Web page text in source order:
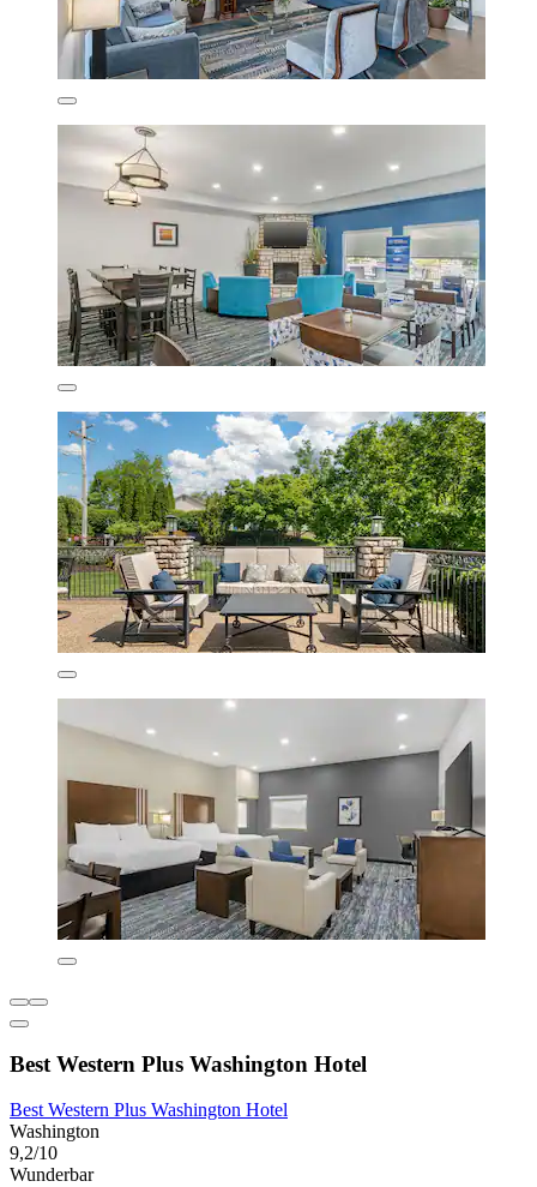
Best Western Plus Washington Hotel
Best Western Plus Washington Hotel
Washington
9,2/10
Wunderbar